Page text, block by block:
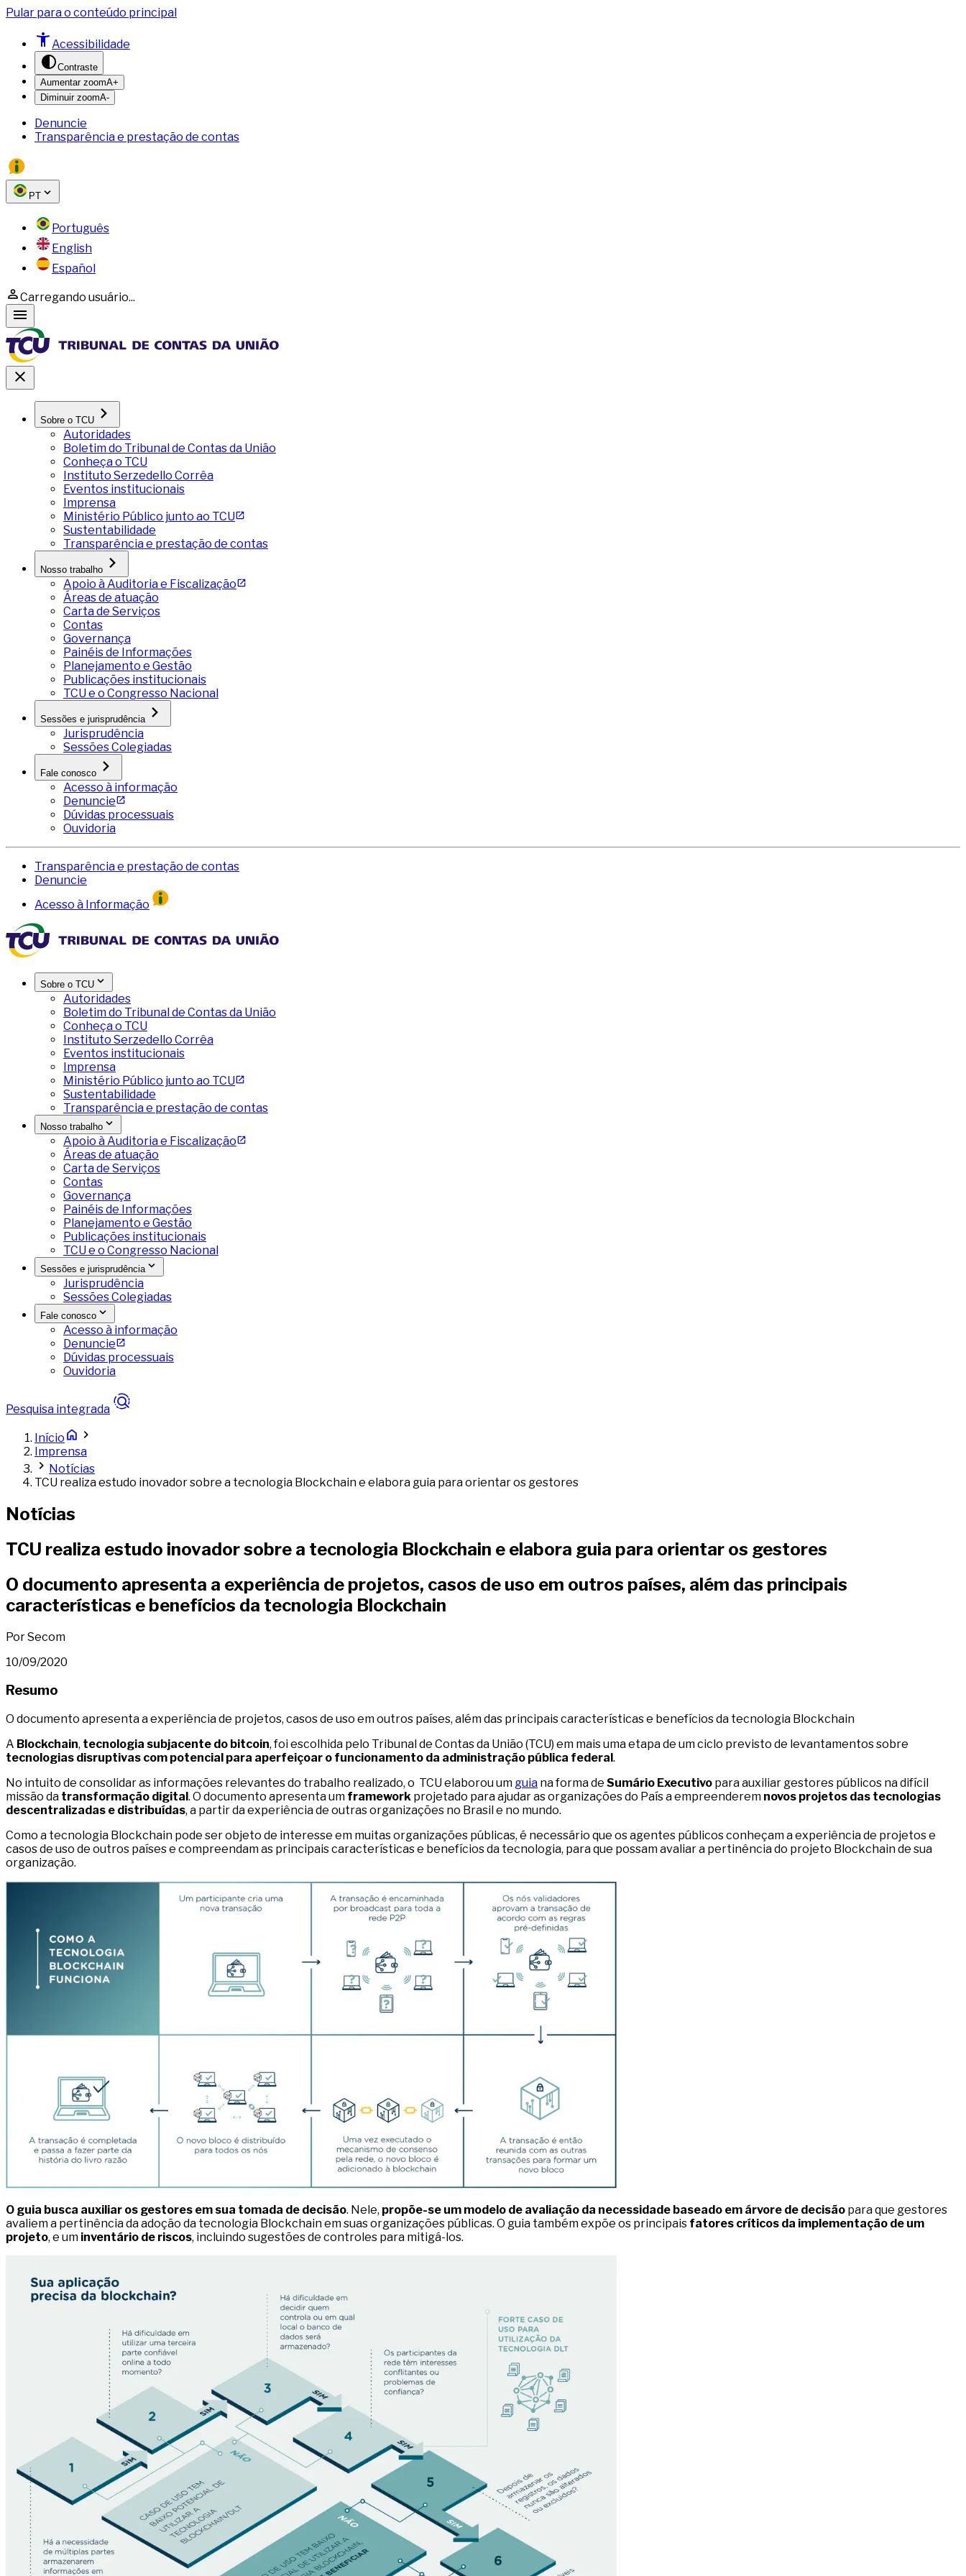
Pular para o conteúdo principal
Acessibilidade
Contraste
Aumentar zoomA+
Diminuir zoomA-
Denuncie
Transparência e prestação de contas
PT
Português
English
Español
Carregando usuário...
Sobre o TCU
Autoridades
Boletim do Tribunal de Contas da União
Conheça o TCU
Instituto Serzedello Corrêa
Eventos institucionais
Imprensa
Ministério Público junto ao TCU
Sustentabilidade
Transparência e prestação de contas
Nosso trabalho
Apoio à Auditoria e Fiscalização
Áreas de atuação
Carta de Serviços
Contas
Governança
Painéis de Informações
Planejamento e Gestão
Publicações institucionais
TCU e o Congresso Nacional
Sessões e jurisprudência
Jurisprudência
Sessões Colegiadas
Fale conosco
Acesso à informação
Denuncie
Dúvidas processuais
Ouvidoria
Transparência e prestação de contas
Denuncie
Acesso à Informação
Sobre o TCU
Autoridades
Boletim do Tribunal de Contas da União
Conheça o TCU
Instituto Serzedello Corrêa
Eventos institucionais
Imprensa
Ministério Público junto ao TCU
Sustentabilidade
Transparência e prestação de contas
Nosso trabalho
Apoio à Auditoria e Fiscalização
Áreas de atuação
Carta de Serviços
Contas
Governança
Painéis de Informações
Planejamento e Gestão
Publicações institucionais
TCU e o Congresso Nacional
Sessões e jurisprudência
Jurisprudência
Sessões Colegiadas
Fale conosco
Acesso à informação
Denuncie
Dúvidas processuais
Ouvidoria
Pesquisa integrada
Início
Imprensa
Notícias
TCU realiza estudo inovador sobre a tecnologia Blockchain e elabora guia para orientar os gestores
Notícias
TCU realiza estudo inovador sobre a tecnologia Blockchain e elabora guia para orientar os gestores
O documento apresenta a experiência de projetos, casos de uso em outros países, além das principais
características e benefícios da tecnologia Blockchain
Por Secom
10/09/2020
Resumo
O documento apresenta a experiência de projetos, casos de uso em outros países, além das principais características e benefícios da tecnologia Blockchain
A Blockchain, tecnologia subjacente do bitcoin, foi escolhida pelo Tribunal de Contas da União (TCU) em mais uma etapa de um ciclo previsto de levantamentos sobre
tecnologias disruptivas com potencial para aperfeiçoar o funcionamento da administração pública federal.
No intuito de consolidar as informações relevantes do trabalho realizado, o TCU elaborou um guia na forma de Sumário Executivo para auxiliar gestores públicos na difícil
missão da transformação digital. O documento apresenta um framework projetado para ajudar as organizações do País a empreenderem novos projetos das tecnologias
descentralizadas e distribuídas, a partir da experiência de outras organizações no Brasil e no mundo.
Como a tecnologia Blockchain pode ser objeto de interesse em muitas organizações públicas, é necessário que os agentes públicos conheçam a experiência de projetos e
casos de uso de outros países e compreendam as principais características e benefícios da tecnologia, para que possam avaliar a pertinência do projeto Blockchain de sua
organização.
O guia busca auxiliar os gestores em sua tomada de decisão. Nele, propõe-se um modelo de avaliação da necessidade baseado em árvore de decisão para que gestores
avaliem a pertinência da adoção da tecnologia Blockchain em suas organizações públicas. O guia também expõe os principais fatores críticos da implementação de um
projeto, e um inventário de riscos, incluindo sugestões de controles para mitigá-los.